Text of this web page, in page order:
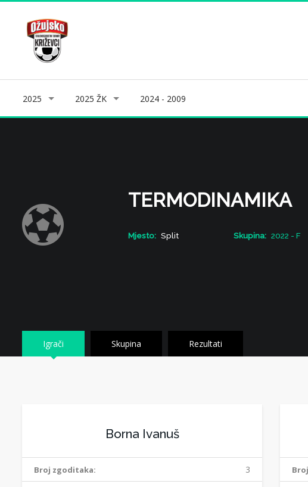
2025 2025 ŽK 2024 - 2009
TERMODINAMIKA
Mjesto: Split Skupina: 2022 - F
Igrači Skupina Rezultati
Borna Ivanuš
Broj zgoditaka: 3